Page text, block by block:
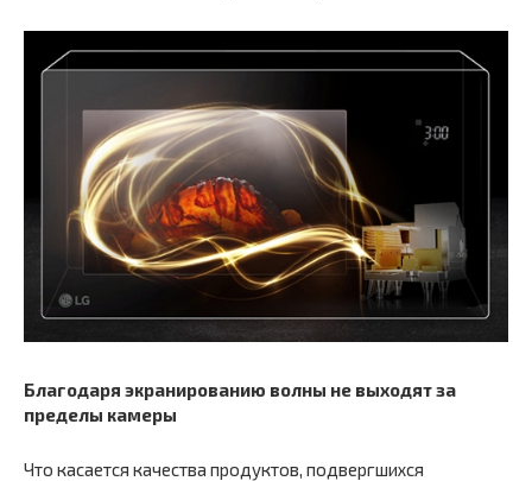
Благодаря экранированию волны не выходят за
пределы камеры
Что касается качества продуктов, подвергшихся